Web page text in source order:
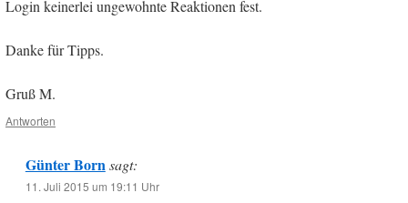
Login keinerlei ungewohnte Reaktionen fest.
Danke für Tipps.
Gruß M.
Antworten
Günter Born sagt:
11. Juli 2015 um 19:11 Uhr